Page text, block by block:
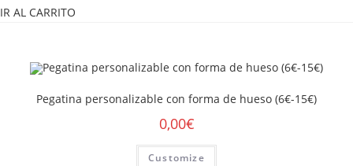
IR AL CARRITO
Pegatina personalizable con forma de hueso (6€-15€)
0,00€
Customize